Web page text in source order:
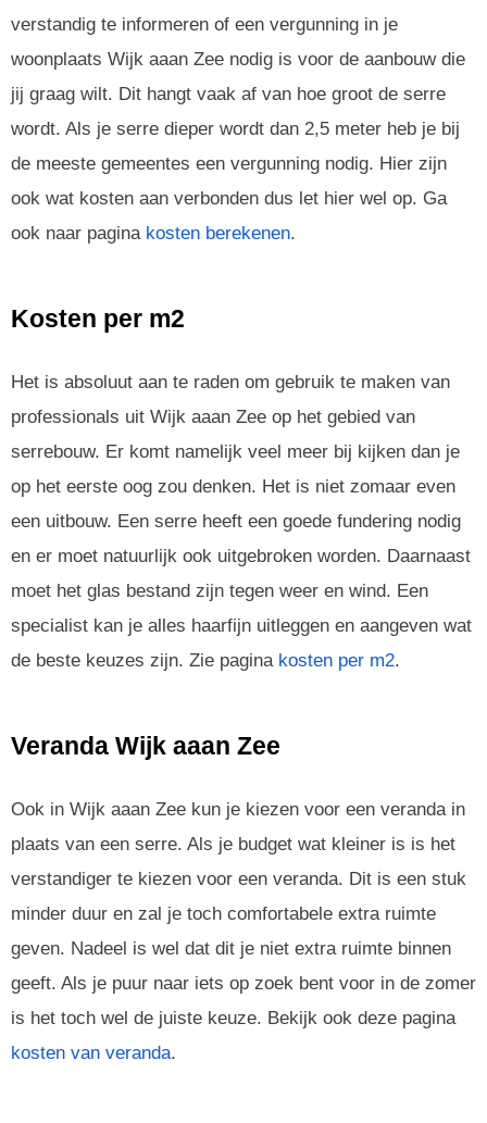
verstandig te informeren of een vergunning in je
woonplaats Wijk aaan Zee nodig is voor de aanbouw die
jij graag wilt. Dit hangt vaak af van hoe groot de serre
wordt. Als je serre dieper wordt dan 2,5 meter heb je bij
de meeste gemeentes een vergunning nodig. Hier zijn
ook wat kosten aan verbonden dus let hier wel op. Ga
ook naar pagina kosten berekenen.
Kosten per m2
Het is absoluut aan te raden om gebruik te maken van
professionals uit Wijk aaan Zee op het gebied van
serrebouw. Er komt namelijk veel meer bij kijken dan je
op het eerste oog zou denken. Het is niet zomaar even
een uitbouw. Een serre heeft een goede fundering nodig
en er moet natuurlijk ook uitgebroken worden. Daarnaast
moet het glas bestand zijn tegen weer en wind. Een
specialist kan je alles haarfijn uitleggen en aangeven wat
de beste keuzes zijn. Zie pagina kosten per m2.
Veranda Wijk aaan Zee
Ook in Wijk aaan Zee kun je kiezen voor een veranda in
plaats van een serre. Als je budget wat kleiner is is het
verstandiger te kiezen voor een veranda. Dit is een stuk
minder duur en zal je toch comfortabele extra ruimte
geven. Nadeel is wel dat dit je niet extra ruimte binnen
geeft. Als je puur naar iets op zoek bent voor in de zomer
is het toch wel de juiste keuze. Bekijk ook deze pagina
kosten van veranda.